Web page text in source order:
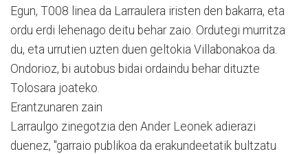
Egun, T008 linea da Larraulera iristen den bakarra, eta
ordu erdi lehenago deitu behar zaio. Ordutegi murritza
du, eta urrutien uzten duen geltokia Villabonakoa da.
Ondorioz, bi autobus bidai ordaindu behar dituzte
Tolosara joateko.
Erantzunaren zain
Larraulgo zinegotzia den Ander Leonek adierazi
duenez, "garraio publikoa da erakundeetatik bultzatu